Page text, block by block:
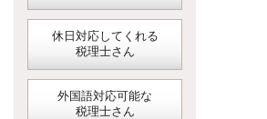
休日対応してくれる
税理士さん
外国語対応可能な
税理士さん